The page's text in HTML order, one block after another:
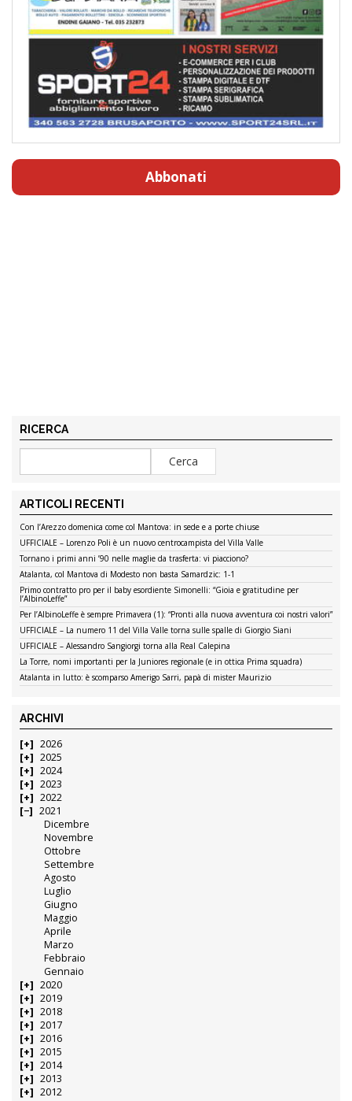
Abbonati
RICERCA
ARTICOLI RECENTI
Con l’Arezzo domenica come col Mantova: in sede e a porte chiuse
UFFICIALE – Lorenzo Poli è un nuovo centrocampista del Villa Valle
Tornano i primi anni ’90 nelle maglie da trasferta: vi piacciono?
Atalanta, col Mantova di Modesto non basta Samardzic: 1-1
Primo contratto pro per il baby esordiente Simonelli: “Gioia e gratitudine per
l’AlbinoLeffe”
Per l’AlbinoLeffe è sempre Primavera (1): “Pronti alla nuova avventura coi nostri valori”
UFFICIALE – La numero 11 del Villa Valle torna sulle spalle di Giorgio Siani
UFFICIALE – Alessandro Sangiorgi torna alla Real Calepina
La Torre, nomi importanti per la Juniores regionale (e in ottica Prima squadra)
Atalanta in lutto: è scomparso Amerigo Sarri, papà di mister Maurizio
ARCHIVI
2026
2025
2024
2023
2022
2021
Dicembre
Novembre
Ottobre
Settembre
Agosto
Luglio
Giugno
Maggio
Aprile
Marzo
Febbraio
Gennaio
2020
2019
2018
2017
2016
2015
2014
2013
2012